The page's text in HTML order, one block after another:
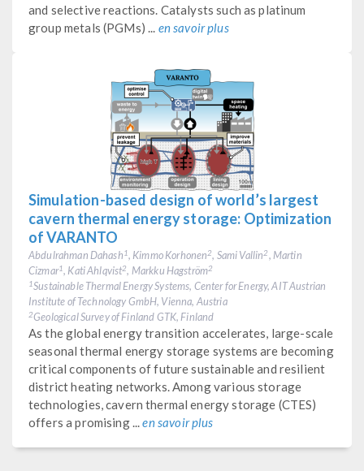
and selective reactions. Catalysts such as platinum
group metals (PGMs) ... en savoir plus
Simulation-based design of world’s largest
cavern thermal energy storage: Optimization
of VARANTO
Abdulrahman Dahash1, Kimmo Korhonen2, Sami Vallin2, Martin
Cizmar1, Kati Ahlqvist2, Markku Hagström2
1Sustainable Thermal Energy Systems, Center for Energy, AIT Austrian
Institute of Technology GmbH, Vienna, Austria
2Geological Survey of Finland GTK, Finland
As the global energy transition accelerates, large-scale
seasonal thermal energy storage systems are becoming
critical components of future sustainable and resilient
district heating networks. Among various storage
technologies, cavern thermal energy storage (CTES)
offers a promising ...en savoir plus